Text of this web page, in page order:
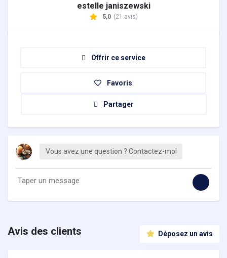
estelle janiszewski
5,0 (21 avis)
Offrir ce service
Favoris
Partager
Vous avez une question ? Contactez-moi
Déposez un avis
Avis des clients